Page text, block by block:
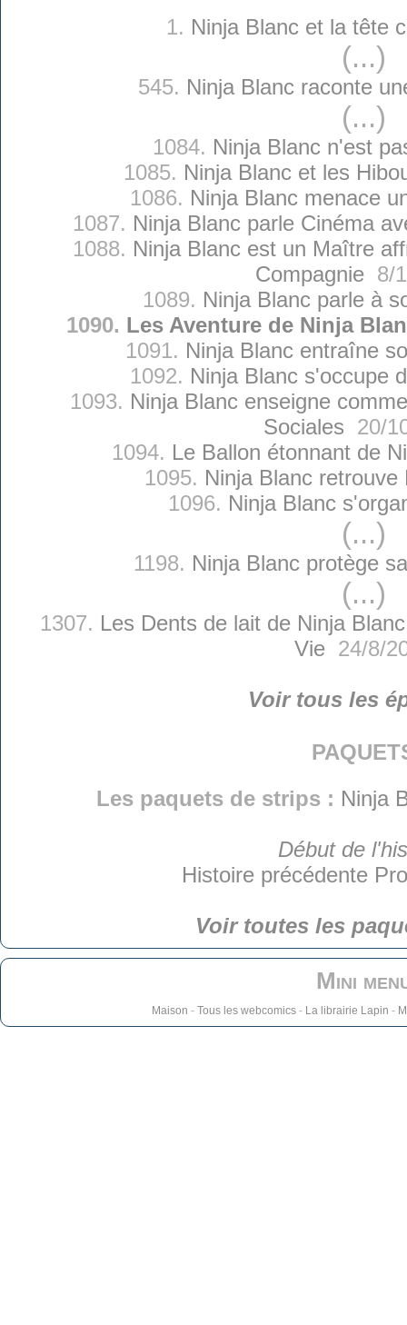
1. Ninja Blanc et la tête
(...)
545. Ninja Blanc raconte
(...)
1084. Ninja Blanc n'est
1085. Ninja Blanc et les
1086. Ninja Blanc menace
1087. Ninja Blanc parle Cinéma
1088. Ninja Blanc est un Maître
Compagnie8/
1089. Ninja Blanc parle à
1090. Les Aventure de Ninja
1091. Ninja Blanc entraîne
1092. Ninja Blanc s'occupe
1093. Ninja Blanc enseigne
Sociales 20/
1094. Le Ballon étonnant de
1095. Ninja Blanc retrouve
1096. Ninja Blanc
(...)
1198. Ninja Blanc protège
(...)
1307. Les Dents de lait de Ninja
Vie24/8/
Voir tous les
Les paquets de strips : Ninja
Début de
Histoire précédente
Voir toutes les
Mini
Maison - Tous les webcomics- La librairie Lapin -